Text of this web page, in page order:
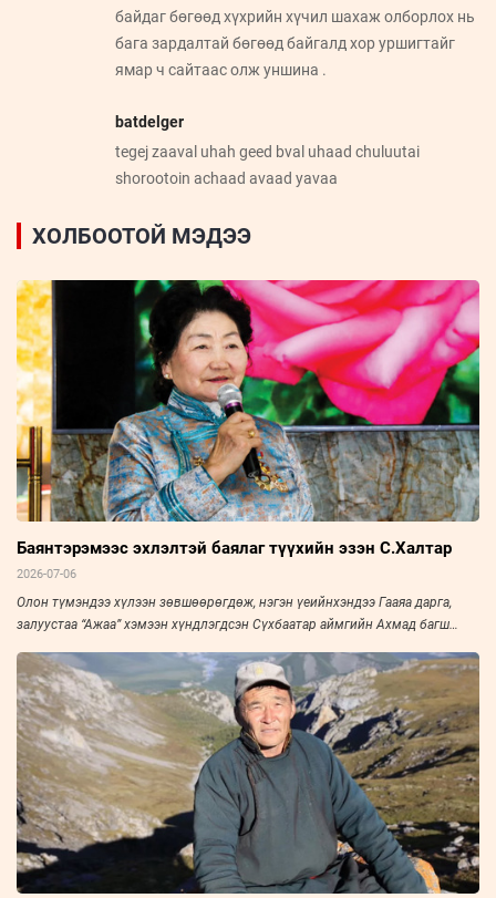
байдаг бөгөөд хүхрийн хүчил шахаж олборлох нь
бага зардалтай бөгөөд байгалд хор уршигтайг
ямар ч сайтаас олж уншина .
batdelger
tegej zaaval uhah geed bval uhaad chuluutai
shorootoin achaad avaad yavaa
ХОЛБООТОЙ МЭДЭЭ
Баянтэрэмээс эхлэлтэй баялаг түүхийн эзэн С.Халтар
2026-07-06
Олон түмэндээ хүлээн зөвшөөрөгдөж, нэгэн үеийнхэндээ Гааяа дарга,
залуустаа “Ажаа” хэмээн хүндлэгдсэн Сүхбаатар аймгийн Ахмад багш
“Зууны мэдээ” сонин “Амьдралын тойрог” буландаа урьж, ярилцлаа. Эрч
хүч дүүрэн амьдарсан эрхэм хүний ярианаас улс, орны нийгэм, эдийн
засаг, улс төрийн амьдралын нэгэн үе ихэд тодхон харагдана.